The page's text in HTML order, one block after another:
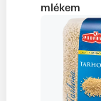
mlékem